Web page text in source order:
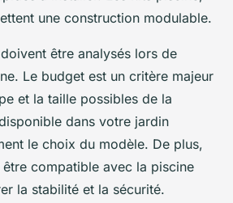
une construction modulable.
être analysés lors de
Le budget est un critère majeur
et la taille possibles de la
dans votre jardin
le choix du modèle. De plus,
compatible avec la piscine
la stabilité et la sécurité.